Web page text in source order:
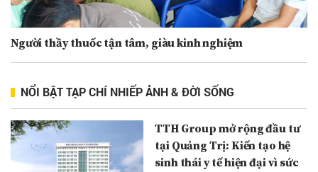
Người thầy thuốc tận tâm, giàu kinh nghiệm
NỔI BẬT TẠP CHÍ NHIẾP ẢNH & ĐỜI SỐNG
TTH Group mở rộng đầu tư
tại Quảng Trị: Kiến tạo hệ
sinh thái y tế hiện đại vì sức